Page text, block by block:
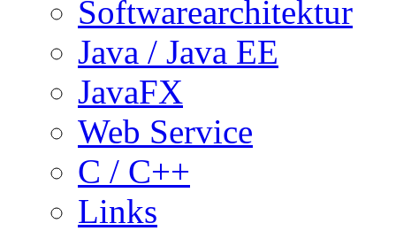
Softwarearchitektur
Java / Java EE
JavaFX
Web Service
C / C++
Links